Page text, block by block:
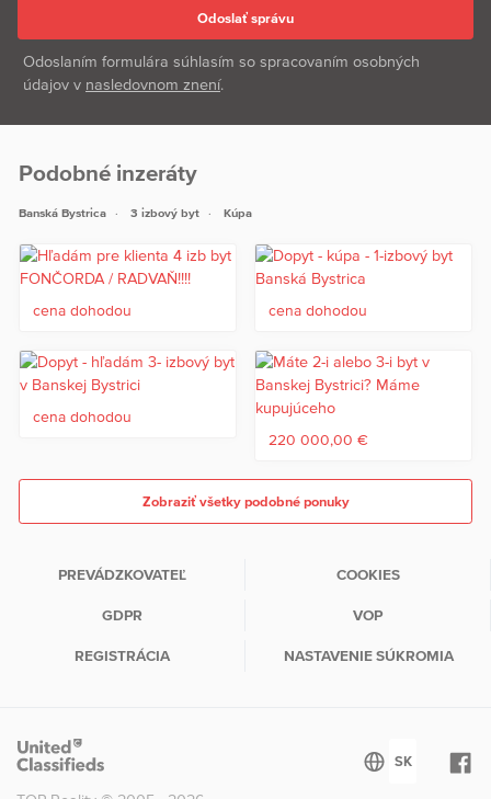
Odoslaním formulára súhlasím so spracovaním osobných
údajov v nasledovnom znení.
Podobné inzeráty
Banská Bystrica 3 izbový byt Kúpa
cena dohodou cena dohodou
cena dohodou
220 000,00 €
Zobraziť všetky podobné ponuky
PREVÁDZKOVATEĽ COOKIES
GDPR VOP
REGISTRÁCIA NASTAVENIE SÚKROMIA